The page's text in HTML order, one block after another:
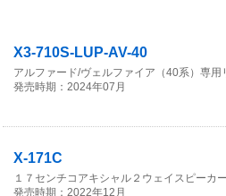
X3-710S-LUP-AV-40
アルファード/ヴェルファイア（40系）専
発売時期：2024年07月
X-171C
１７センチコアキシャル２ウェイスピーカ
発売時期：2022年12月